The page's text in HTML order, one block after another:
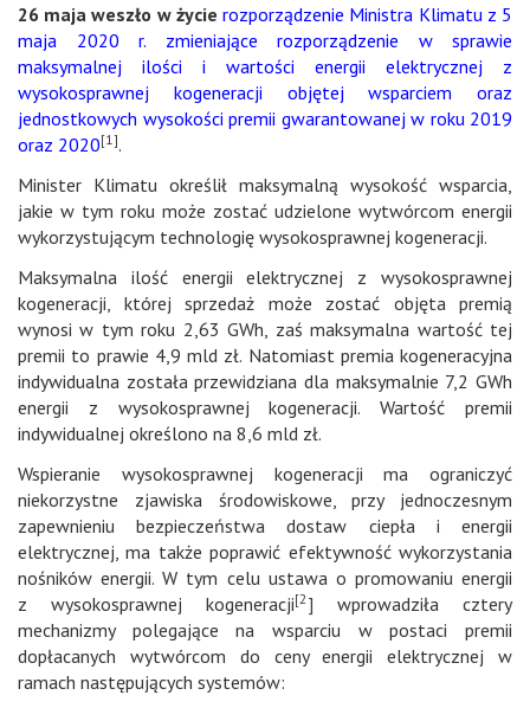
26 maja weszło w życie rozporządzenie Ministra Klimatu z 5
maja 2020 r. zmieniające rozporządzenie w sprawie
maksymalnej ilości i wartości energii elektrycznej z
wysokosprawnej kogeneracji objętej wsparciem oraz
jednostkowych wysokości premii gwarantowanej w roku 2019
oraz 2020[1].
Minister Klimatu określił maksymalną wysokość wsparcia,
jakie w tym roku może zostać udzielone wytwórcom energii
wykorzystującym technologię wysokosprawnej kogeneracji.
Maksymalna ilość energii elektrycznej z wysokosprawnej
kogeneracji, której sprzedaż może zostać objęta premią
wynosi w tym roku 2,63 GWh, zaś maksymalna wartość tej
premii to prawie 4,9 mld zł. Natomiast premia kogeneracyjna
indywidualna została przewidziana dla maksymalnie 7,2 GWh
energii z wysokosprawnej kogeneracji. Wartość premii
indywidualnej określono na 8,6 mld zł.
Wspieranie wysokosprawnej kogeneracji ma ograniczyć
niekorzystne zjawiska środowiskowe, przy jednoczesnym
zapewnieniu bezpieczeństwa dostaw ciepła i energii
elektrycznej, ma także poprawić efektywność wykorzystania
nośników energii. W tym celu ustawa o promowaniu energii
z wysokosprawnej kogeneracji[2 ] wprowadziła cztery
mechanizmy polegające na wsparciu w postaci premii
dopłacanych wytwórcom do ceny energii elektrycznej w
ramach następujących systemów: